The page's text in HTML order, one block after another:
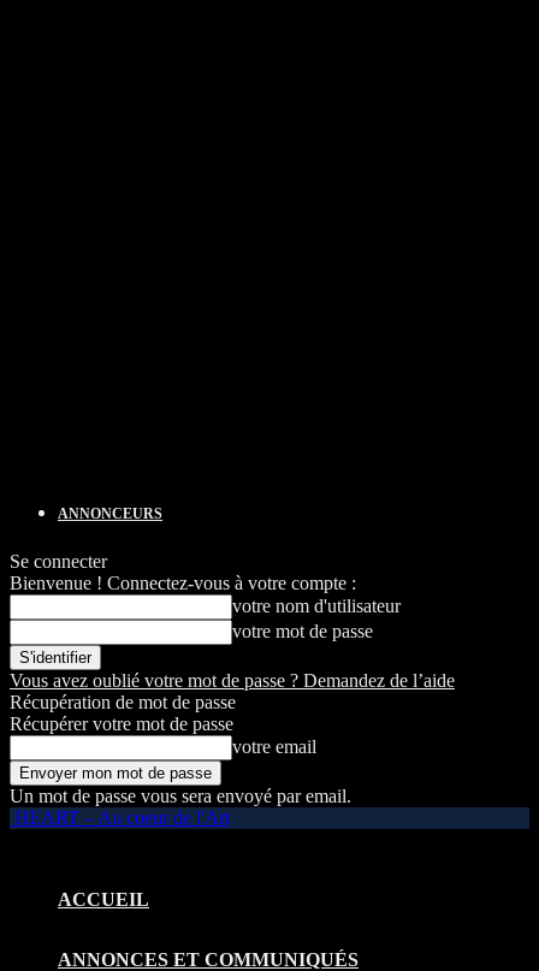
ANNONCEURS
Se connecter
Bienvenue ! Connectez-vous à votre compte :
votre nom d'utilisateur
votre mot de passe
Vous avez oublié votre mot de passe ? Demandez de l’aide
Récupération de mot de passe
Récupérer votre mot de passe
votre email
Un mot de passe vous sera envoyé par email.
HEART – Au coeur de l'Art
ACCUEIL
ANNONCES ET COMMUNIQUÉS